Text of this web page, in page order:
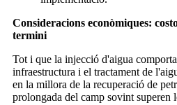
Consideracions econòmiques:
termini
Tot i que la injecció d'aigua
infraestructura i el tractament de
en la millora de la recuperació de
prolongada del camp sovint superen